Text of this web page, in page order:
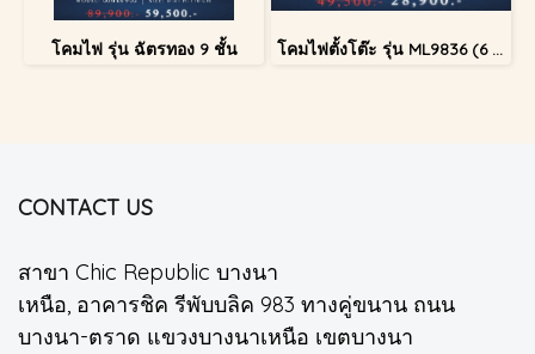
โคมไฟ รุ่น ฉัตรทอง 9 ชั้น โคมไฟตั้งโต๊ะ รุ่น ML9836 (6 Light)
CONTACT US
สาขา Chic Republic บางนา
เหนือ, อาคารชิค รีพับบลิค 983 ทางคู่ขนาน ถนน
บางนา-ตราด แขวงบางนาเหนือ เขตบางนา